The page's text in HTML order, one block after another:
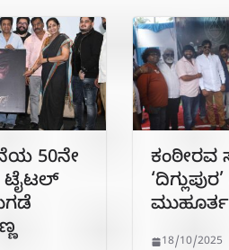
50ನೇ
ಟೈಟಲ್
ಕಂಠೀರವ
ಮುಹೂರ್ತ
18/10/2025